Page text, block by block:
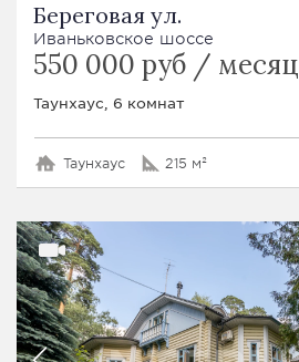
Береговая ул.
Иваньковское шоссе
550 000 руб / месяц
Таунхаус, 6 комнат
Таунхаус 215 м²